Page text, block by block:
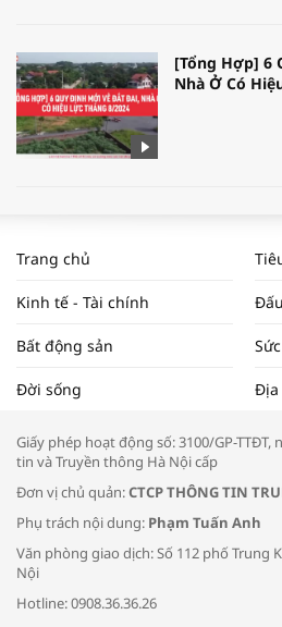
[Tổng Hợp] 6
Nhà Ở Có
NAM NĂM
ĐẬP THỊ
Tọa đàm
Bác sĩ tư vấn
đường hô
Trang chủ
Kinh tế - Tài chính
Bất động sản
Đời sống Địa
Giấy phép hoạt động số: 3100/GP-TTĐT,
tin và Truyền thông Hà Nội cấp
Đơn vị chủ quản:CTCP THÔNG TIN
Phụ trách nội dung: Phạm Tuấn Anh
Văn phòng giao dịch: Số 112 phố Trung
Nội
Hotline: 0908.36.36.26